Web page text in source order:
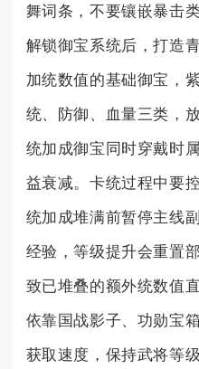
舞词条，不要镶嵌暴击
解锁御宝系统后，打造
加统数值的基础御宝，
统、防御、血量三类，
统加成御宝同时穿戴时
益衰减。卡统过程中要
统加成堆满前暂停主线
经验，等级提升会重置
致已堆叠的额外统数值
依靠国战影子、功勋宝
获取速度，保持武将等